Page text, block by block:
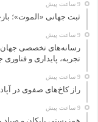
9 ساعت پیش
ثبت جهانی «الموت»؛
9 ساعت پیش
تجربه، پایداری و
9 ساعت پیش
راز کاخ‌های صفوی در
9 ساعت پیش